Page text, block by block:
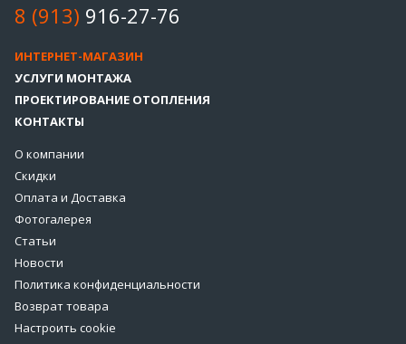
8 (913) 916-27-76
ИНТЕРНЕТ-МАГАЗИН
УСЛУГИ МОНТАЖА
ПРОЕКТИРОВАНИЕ ОТОПЛЕНИЯ
КОНТАКТЫ
О компании
Скидки
Оплата и Доставка
Фотогалерея
Статьи
Новости
Политика конфиденциальности
Возврат товара
Настроить cookie